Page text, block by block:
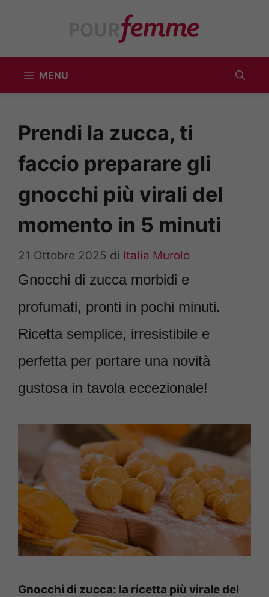
MENU
Prendi la zucca, ti
faccio preparare gli
gnocchi più virali del
momento in 5 minuti
21 Ottobre 2025 di Italia Murolo
Gnocchi di zucca morbidi e
profumati, pronti in pochi minuti.
Ricetta semplice, irresistibile e
perfetta per portare una novità
gustosa in tavola eccezionale!
Gnocchi di zucca: la ricetta più virale del